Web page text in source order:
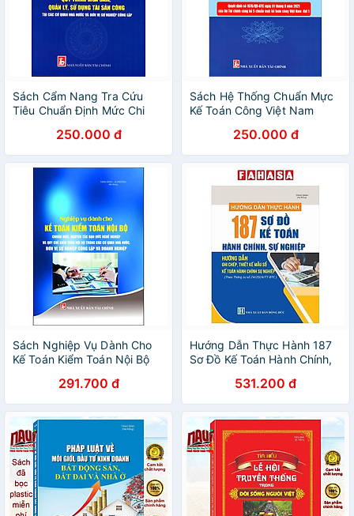
Sách Cẩm Nang Tra Cứu
Tiêu Chuẩn Định Mức Chi
Quan Đơn Vị Hành Chính Sự
Nghiệp
250.000 đ
Sách Hệ Thống Chuẩn Mực
Kế Toán Công Việt Nam
250.000 đ
Sách Nghiệp Vụ Dành Cho
Kế Toán Kiểm Toán Nội Bộ
Đạo Đức Nghề Nghiệp Và
Quy Chế Kiểm Toán Nội Bộ
Trong Các Cơ Quan Nhà
Nước, Đơn Vị Sự Nghiệp
Công Lập Và Doanh Nghiệp
291.700 đ
Hướng Dẫn Thực Hành 187
Sơ Đồ Kế Toán Hành Chính,
531.200 đ